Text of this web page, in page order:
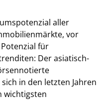
aller
vor
Potenzial für
Der asiatisch-
in den letzten Jahren
wichtigsten